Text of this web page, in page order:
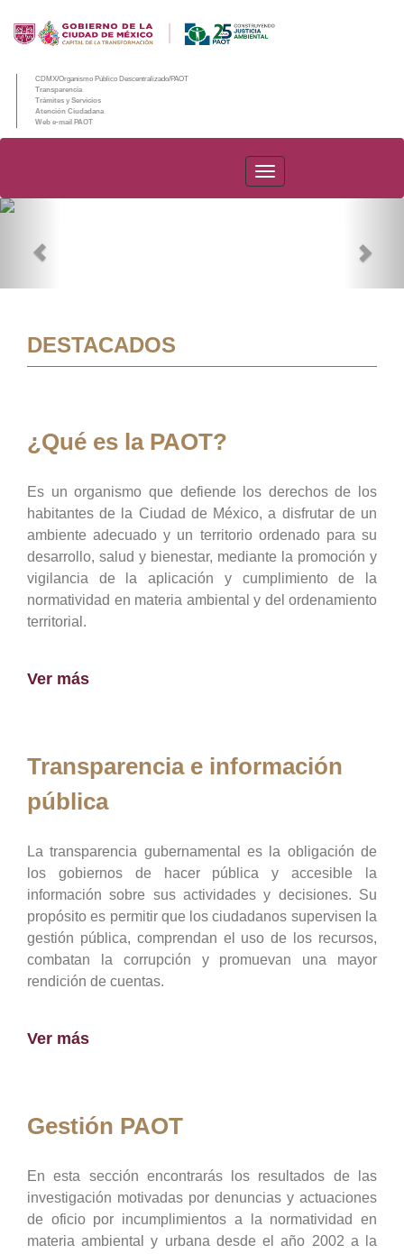
CDMX/Organismo Público Descentralizado/PAOT
Transparencia
Trámites y Servicios
Atención Ciudadana
Web e-mail PAOT
PAOT
DESTACADOS
¿Qué es la PAOT?
Es un organismo que defiende los derechos de los
habitantes de la Ciudad de México, a disfrutar de un
ambiente adecuado y un territorio ordenado para su
desarrollo, salud y bienestar, mediante la promoción y
vigilancia de la aplicación y cumplimiento de la
normatividad en materia ambiental y del ordenamiento
territorial.
Ver más
Transparencia e información
pública
La transparencia gubernamental es la obligación de
los gobiernos de hacer pública y accesible la
información sobre sus actividades y decisiones. Su
propósito es permitir que los ciudadanos supervisen la
gestión pública, comprendan el uso de los recursos,
combatan la corrupción y promuevan una mayor
rendición de cuentas.
Ver más
Gestión PAOT
En esta sección encontrarás los resultados de las
investigación motivadas por denuncias y actuaciones
de oficio por incumplimientos a la normatividad en
materia ambiental y urbana desde el año 2002 a la